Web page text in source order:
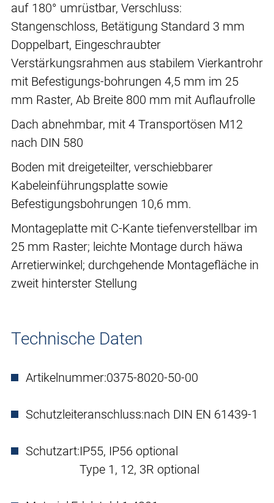
auf 180° umrüstbar, Verschluss:
Stangenschloss, Betätigung Standard 3 mm
Doppelbart, Eingeschraubter
Verstärkungsrahmen aus stabilem Vierkantrohr
mit Befestigungs-bohrungen 4,5 mm im 25
mm Raster, Ab Breite 800 mm mit Auflaufrolle
Dach abnehmbar, mit 4 Transportösen M12
nach DIN 580
Boden mit dreigeteilter, verschiebbarer
Kabeleinführungsplatte sowie
Befestigungsbohrungen 10,6 mm.
Montageplatte mit C-Kante tiefenverstellbar im
25 mm Raster; leichte Montage durch häwa
Arretierwinkel; durchgehende Montagefläche in
zweit hinterster Stellung
Technische Daten
Artikelnummer:0375-8020-50-00
Schutzleiteranschluss:nach DIN EN 61439-1
Schutzart:IP55, IP56 optional
Type 1, 12, 3R optional